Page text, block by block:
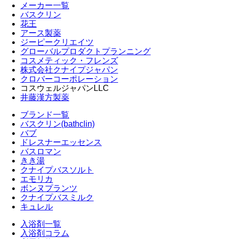
メーカー一覧
バスクリン
花王
アース製薬
ジーピークリエイツ
グローバルプロダクトプランニング
コスメティック・フレンズ
株式会社クナイプジャパン
クロバーコーポレーション
コスウェルジャパンLLC
井藤漢方製薬
ブランド一覧
バスクリン(bathclin)
バブ
ドレスナーエッセンス
バスロマン
きき湯
クナイプバスソルト
エモリカ
ボンヌプランツ
クナイプバスミルク
キュレル
入浴剤一覧
入浴剤コラム